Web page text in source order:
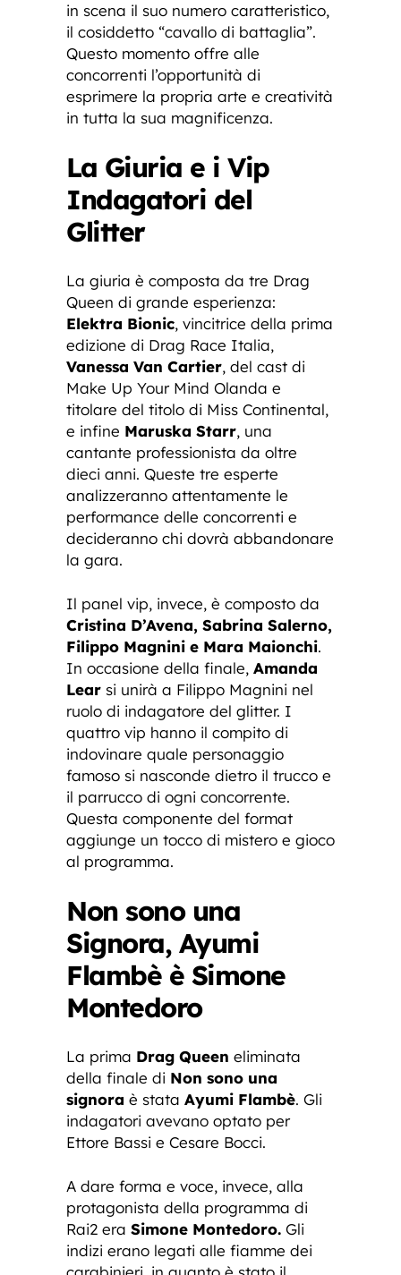
in scena il suo numero caratteristico,
il cosiddetto “cavallo di battaglia”.
Questo momento offre alle
concorrenti l’opportunità di
esprimere la propria arte e creatività
in tutta la sua magnificenza.
La Giuria e i Vip
Indagatori del
Glitter
La giuria è composta da tre Drag
Queen di grande esperienza:
Elektra Bionic, vincitrice della prima
edizione di Drag Race Italia,
Vanessa Van Cartier, del cast di
Make Up Your Mind Olanda e
titolare del titolo di Miss Continental,
e infine Maruska Starr, una
cantante professionista da oltre
dieci anni. Queste tre esperte
analizzeranno attentamente le
performance delle concorrenti e
decideranno chi dovrà abbandonare
la gara.
Il panel vip, invece, è composto da
Cristina D’Avena, Sabrina Salerno,
Filippo Magnini e Mara Maionchi.
In occasione della finale, Amanda
Lear si unirà a Filippo Magnini nel
ruolo di indagatore del glitter. I
quattro vip hanno il compito di
indovinare quale personaggio
famoso si nasconde dietro il trucco e
il parrucco di ogni concorrente.
Questa componente del format
aggiunge un tocco di mistero e gioco
al programma.
Non sono una
Signora, Ayumi
Flambè è Simone
Montedoro
La prima Drag Queen eliminata
della finale di Non sono una
signora è stata Ayumi Flambè. Gli
indagatori avevano optato per
Ettore Bassi e Cesare Bocci.
A dare forma e voce, invece, alla
protagonista della programma di
Rai2 era Simone Montedoro. Gli
indizi erano legati alle fiamme dei